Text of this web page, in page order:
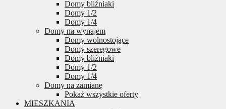
Domy bliźniaki
Domy 1/2
Domy 1/4
Domy na wynajem
Domy wolnostojące
Domy szeregowe
Domy bliźniaki
Domy 1/2
Domy 1/4
Domy na zamianę
Pokaż wszystkie oferty
MIESZKANIA